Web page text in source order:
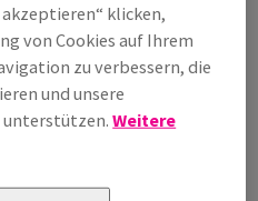
reinen Frischfasern mit
(2)
akzeptieren“ klicken,
von Cookies auf Ihrem
zu verbessern, die
und unsere
unterstützen.Weitere